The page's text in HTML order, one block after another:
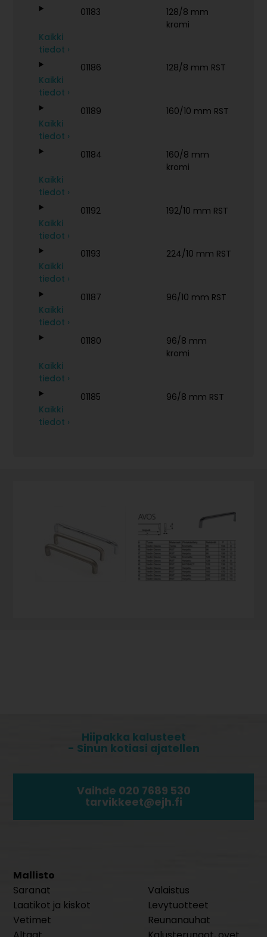
01183
128/8 mm
kromi
Kaikki
tiedot ›
01186
128/8 mm RST
Kaikki
tiedot ›
01189
160/10 mm RST
Kaikki
tiedot ›
01184
160/8 mm
kromi
Kaikki
tiedot ›
01192
192/10 mm RST
Kaikki
tiedot ›
01193
224/10 mm RST
Kaikki
tiedot ›
01187
96/10 mm RST
Kaikki
tiedot ›
01180
96/8 mm
kromi
Kaikki
tiedot ›
01185
96/8 mm RST
Kaikki
tiedot ›
Hiipakka kalusteet
- Sinun kotiasi ajatellen
Vaihde 020 7689 530
tarvikkeet@ejh.fi
Mallisto
Saranat
Laatikot ja kiskot
Vetimet
Valaistus
Levytuotteet
Reunanauhat